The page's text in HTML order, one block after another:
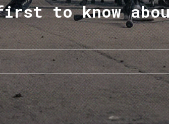
to know